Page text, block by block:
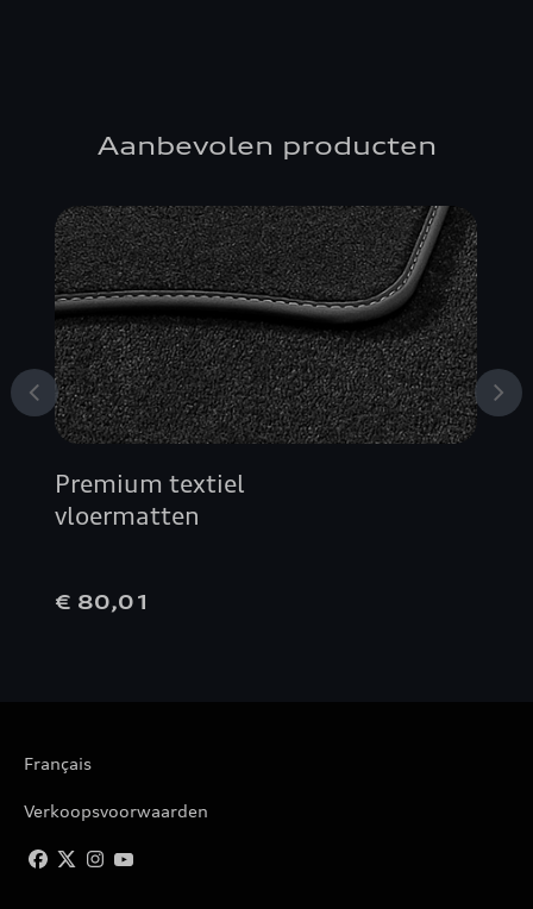
Aanbevolen producten
Premium textiel
vloermatten
€ 80,01
Français
Verkoopsvoorwaarden